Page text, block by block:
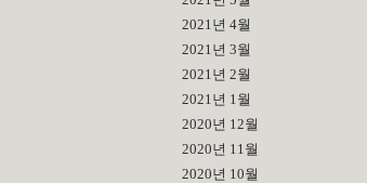
2021년 4월
2021년 3월
2021년 2월
2021년 1월
2020년 12월
2020년 11월
2020년 10월